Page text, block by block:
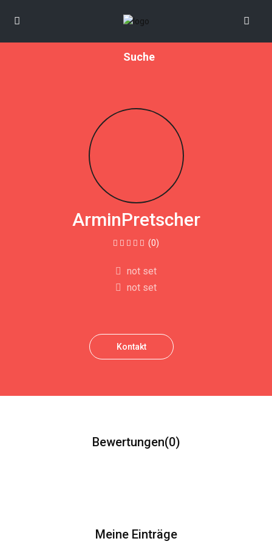
Suche
ArminPretscher
(0)
not set
not set
Kontakt
Bewertungen(0)
Meine Einträge